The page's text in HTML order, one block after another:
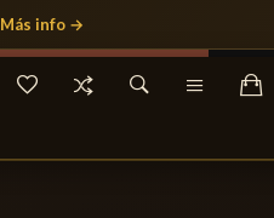
Más info →